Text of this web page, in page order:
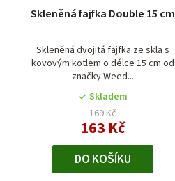
Skleněná fajfka Double 15 cm
Skleněná dvojitá fajfka ze skla s
kovovým kotlem o délce 15 cm od
značky Weed...
Skladem
169 Kč
163 Kč
DO KOŠÍKU